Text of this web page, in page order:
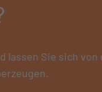
lassen Sie sich von